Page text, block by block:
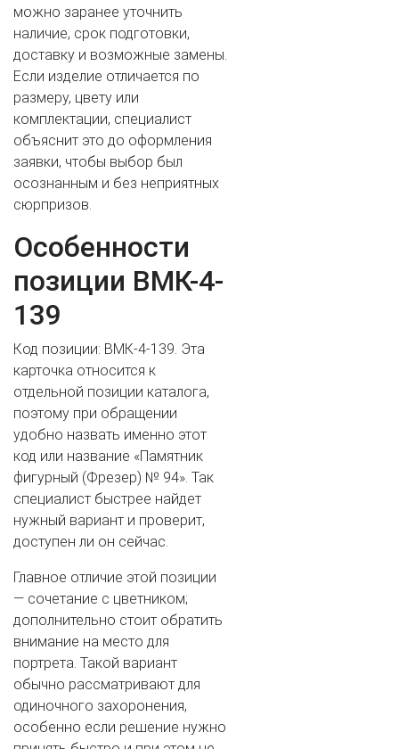
ВАШЕ ИМЯ
ВАШ ТЕЛЕФОН
Cогласиие на обработку персональных данных
можно заранее уточнить
наличие, срок подготовки,
доставку и возможные замены.
Если изделие отличается по
размеру, цвету или
комплектации, специалист
объяснит это до оформления
заявки, чтобы выбор был
осознанным и без неприятных
сюрпризов.
Особенности
позиции ВМК-4-
139
Код позиции: ВМК-4-139. Эта
карточка относится к
отдельной позиции каталога,
поэтому при обращении
удобно назвать именно этот
код или название «Памятник
фигурный (Фрезер) № 94». Так
специалист быстрее найдет
нужный вариант и проверит,
доступен ли он сейчас.
Главное отличие этой позиции
— сочетание с цветником;
дополнительно стоит обратить
внимание на место для
портрета. Такой вариант
обычно рассматривают для
одиночного захоронения,
особенно если решение нужно